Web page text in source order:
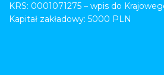
KRS: 0001071275 – wpis do
Kapitał zakładowy: 5000 PLN